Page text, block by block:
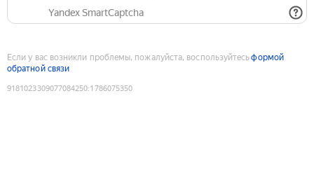
Yandex SmartCaptcha
Если у вас возникли проблемы, пожалуйста, воспользуйтесьформой
обратной связи
9181023309077084250:1786075350